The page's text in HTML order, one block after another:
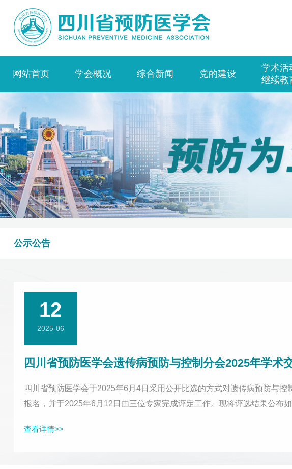
网站首页 学会概况 综合新闻 党的建设
学术活
继续教
公示公告
12
2025-06
四川省预防医学会遗传病预防与控制分会2025年学
四川省预防医学会于2025年6月4日采用公开比选的方式对遗传病预防与
报名，并于2025年6月12日由三位专家完成评定工作。现将评选结果公
查看详情>>